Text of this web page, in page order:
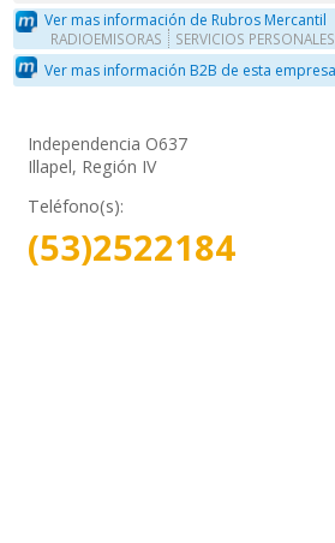
Ver mas información de Rubros Mercantil
RADIOEMISORAS SERVICIOS
Ver mas información B2B de esta
Independencia O637
Illapel, Región IV
Teléfono(s):
(53)2522184